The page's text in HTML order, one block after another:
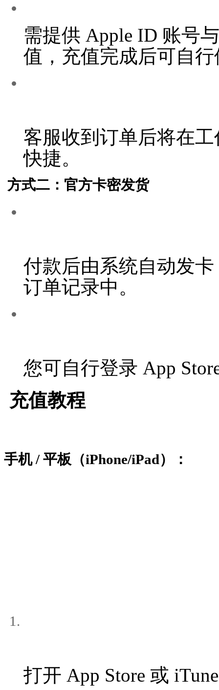
需提供 Apple ID 账号
值，充值完成后可自
客服收到订单后将在
快捷。
方式二：官方卡密发货
付款后由系统自动发
订单记录中。
您可自行登录 App
充值教程
手机 / 平板（iPhone/iPad）：
打开 App Store 或